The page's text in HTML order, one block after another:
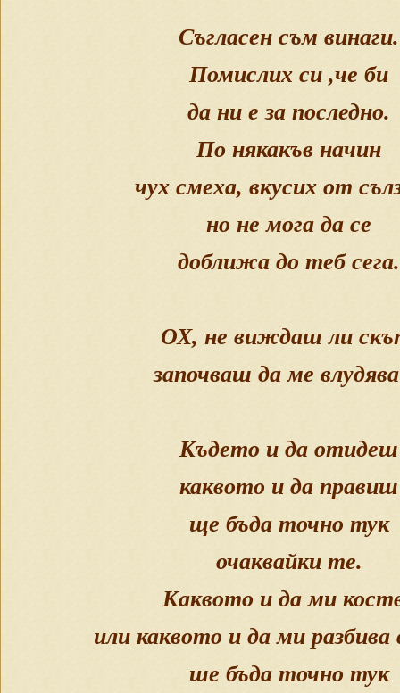
Съгласен съм винаги.
Помислих си ,че би
да ни е за последно.
По някакъв начин
чух смеха, вкусих от
но не мога да се
доближа до теб сега.
ОХ, не виждаш ли
започваш да ме
Където и да отидеш
каквото и да правиш
ще бъда точно тук
очаквайки те.
Каквото и да ми
или каквото и да ми разбива
ше бъда точно тук